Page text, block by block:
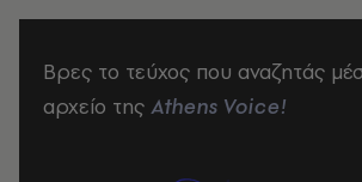
Βρες το τεύχος που αναζητάς
αρχείο της Athens Voice!